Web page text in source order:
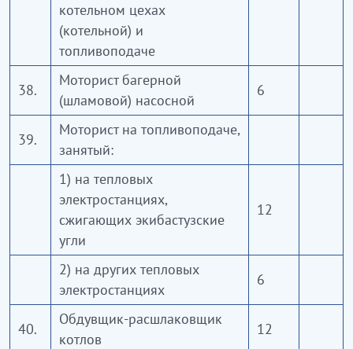
котельном цехах
(котельной) и
топливоподаче
38.
Моторист багерной
(шламовой) насосной
6
39.
Моторист на топливоподаче,
занятый:
1) на тепловых
электростанциях,
сжигающих экибастузские
угли
12
2) на других тепловых
электростанциях
6
40.
Обдувщик-расшлаковщик
котлов
12